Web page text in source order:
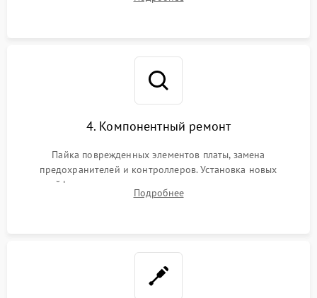
затвора и блока внутрикамерной стабилизации.
4. Компонентный ремонт
Пайка поврежденных элементов платы, замена
предохранителей и контроллеров. Установка новых
шлейфов, дисплея, механизма затвора или двигателя
автофокуса. Восстановление геометрии тубуса объектива
Подробнее